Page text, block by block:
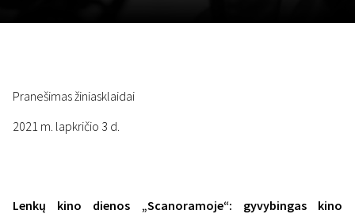
Pranešimas žiniasklaidai
2021 m. lapkričio 3 d.
Lenkų kino dienos „Scanoramoje“: gyvybingas kino